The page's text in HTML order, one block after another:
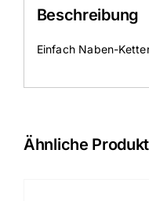
Beschreibung
Einfach Naben-
Ähnliche